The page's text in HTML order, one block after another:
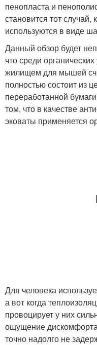
пенопласта и
становится тот случай,
используются в виде
Данный обзор будет
что среди
жилищем для мышей
полностью состоит из
переработанной
том, что в качестве
эковаты применяется
Для человека
а вот когда
провоцирует у них
ощущение
точно надолго не